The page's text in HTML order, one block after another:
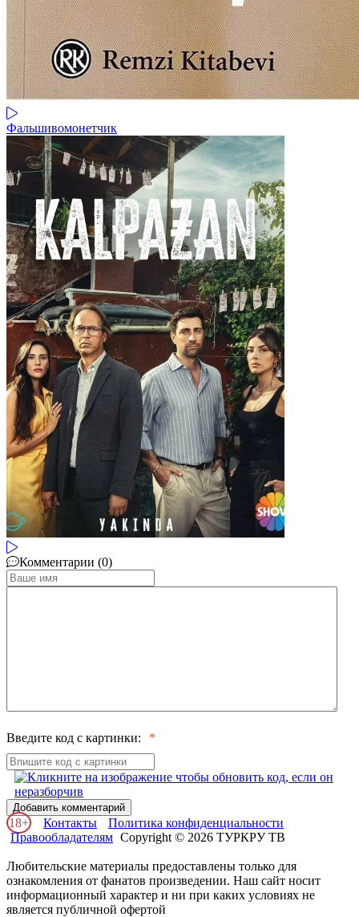
Фальшивомонетчик
Комментарии (0)
Введите код с картинки:
Добавить комментарий
18+ Контакты
Политика конфиденциальности
Правообладателям Copyright © 2026 ТУРКРУ ТВ
Любительские материалы предоставлены только для
ознакомления от фанатов произведении. Наш сайт носит
информационный характер и ни при каких условиях не
является публичной офертой